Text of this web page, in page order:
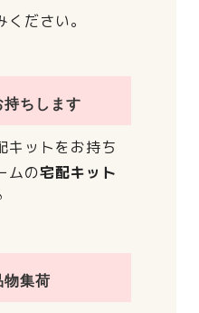
ださい。
ちします
キットをお持ち
ムの宅配キット
物集荷